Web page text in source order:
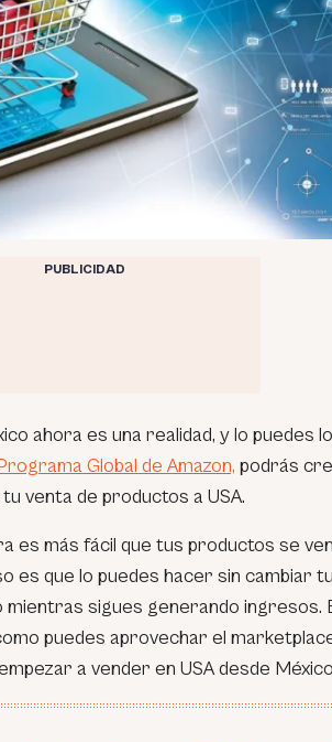
PUBLICIDAD
ahora es una realidad, y lo puedes
Global de Amazon, podrás
venta de productos a USA.
es más fácil que tus productos se
es que lo puedes hacer sin cambiar
mientras sigues generando ingresos.
puedes aprovechar el
a vender en USA desde